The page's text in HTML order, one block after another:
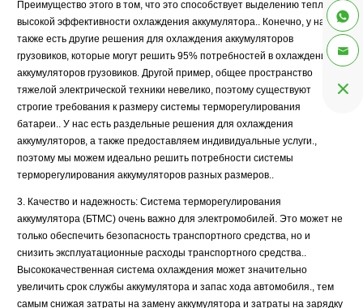
Преимущество этого в том, что это способствует выделению тепла и
высокой эффективности охлаждения аккумулятора.. Конечно, у нас
также есть другие решения для охлаждения аккумуляторов
грузовиков, которые могут решить 95% потребностей в охлаждении
аккумуляторов грузовиков. Другой пример, общее пространство
тяжелой электрической техники невелико, поэтому существуют
строгие требования к размеру системы терморегулирования
батареи.. У нас есть раздельные решения для охлаждения
аккумуляторов, а также предоставляем индивидуальные услуги.,
поэтому мы можем идеально решить потребности системы
терморегулирования аккумуляторов разных размеров..
3. Качество и надежность: Система терморегулирования
аккумулятора (БТМС) очень важно для электромобилей. Это может не
только обеспечить безопасность транспортного средства, но и
снизить эксплуатационные расходы транспортного средства..
Высококачественная система охлаждения может значительно
увеличить срок службы аккумулятора и запас хода автомобиля., тем
самым снижая затраты на замену аккумулятора и затраты на зарядку


